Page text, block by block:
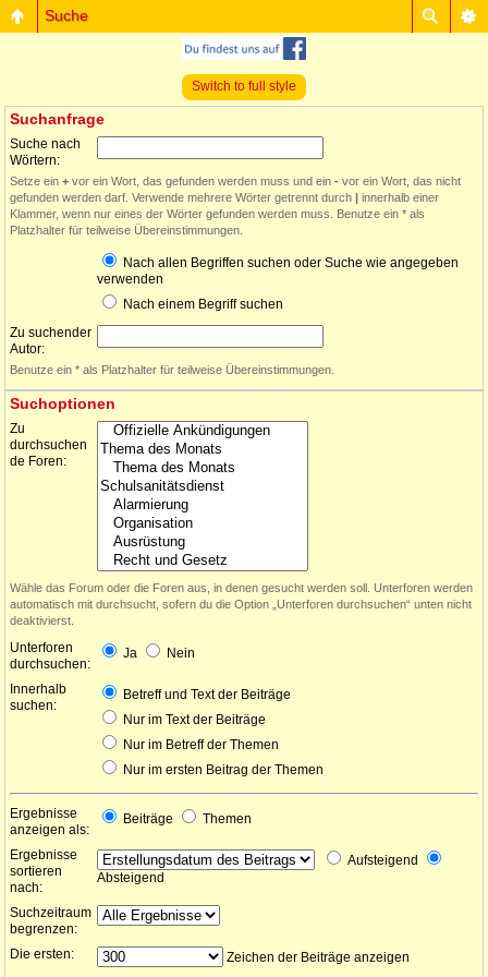
Suche
Switch to full style
Suchanfrage
Suche nach
Wörtern:
Setze ein + vor ein Wort, das gefunden werden muss und ein - vor ein Wort, das nicht
gefunden werden darf. Verwende mehrere Wörter getrennt durch | innerhalb einer
Klammer, wenn nur eines der Wörter gefunden werden muss. Benutze ein * als
Platzhalter für teilweise Übereinstimmungen.
Nach allen Begriffen suchen oder Suche wie angegeben
verwenden
Nach einem Begriff suchen
Zu suchender
Autor:
Benutze ein * als Platzhalter für teilweise Übereinstimmungen.
Suchoptionen
Zu
durchsuchen
de Foren:
Wähle das Forum oder die Foren aus, in denen gesucht werden soll. Unterforen werden
automatisch mit durchsucht, sofern du die Option „Unterforen durchsuchen“ unten nicht
deaktivierst.
Unterforen
durchsuchen:
Ja Nein
Innerhalb
suchen:
Betreff und Text der Beiträge
Nur im Text der Beiträge
Nur im Betreff der Themen
Nur im ersten Beitrag der Themen
Ergebnisse
anzeigen als:
Beiträge Themen
Ergebnisse
sortieren
nach:
Aufsteigend
Absteigend
Suchzeitraum
begrenzen:
Die ersten:
Zeichen der Beiträge anzeigen